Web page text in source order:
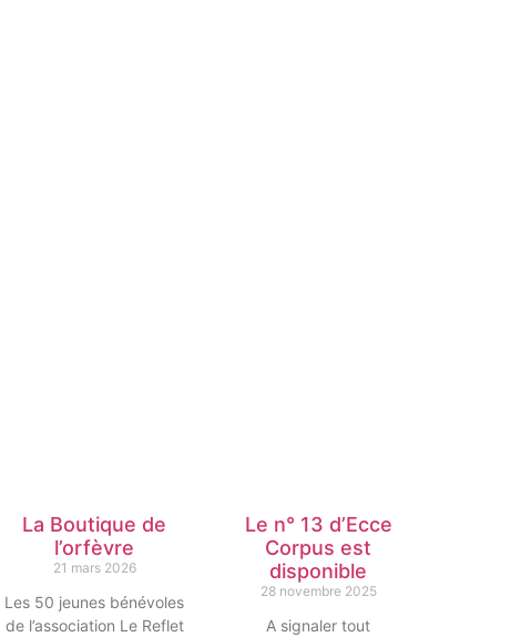
La Boutique de
l’orfèvre
21 mars 2026
Les 50 jeunes bénévoles
de l’association Le Reflet
Le n° 13 d’Ecce
Corpus est
disponible
28 novembre 2025
A signaler tout